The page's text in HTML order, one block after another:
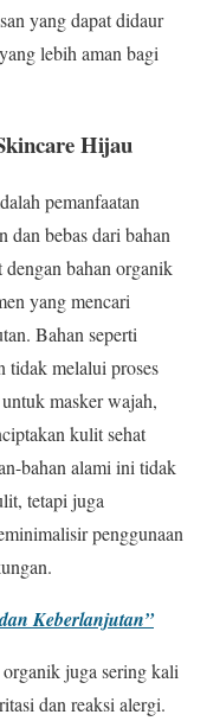
yang dapat didaur
lebih aman bagi
Hijau
pemanfaatan
dan bebas dari bahan
bahan organik
yang mencari
Bahan seperti
tidak melalui proses
masker wajah,
kulit sehat
bahan alami ini tidak
tetapi juga
penggunaan
Keberlanjutan”
juga sering kali
dan reaksi alergi.